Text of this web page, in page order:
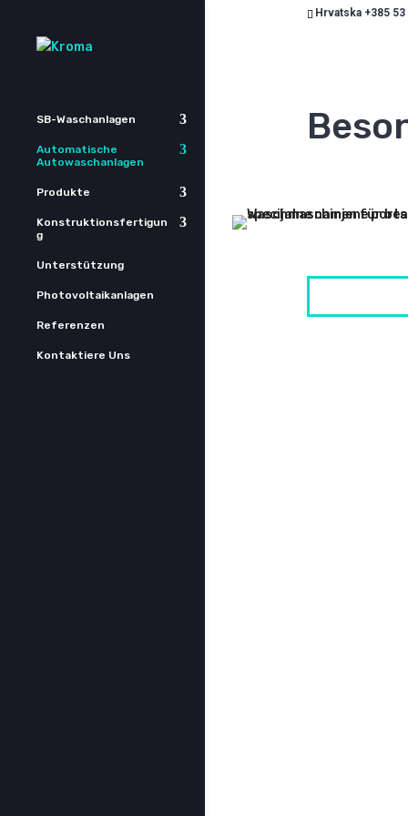
Hrvatska +385
SB-Waschanlagen
Automatische
Autowaschanlagen
Produkte
Konstruktionsfertigun
g
Unterstützung
Photovoltaikanlagen
Referenzen
Kontaktiere Uns